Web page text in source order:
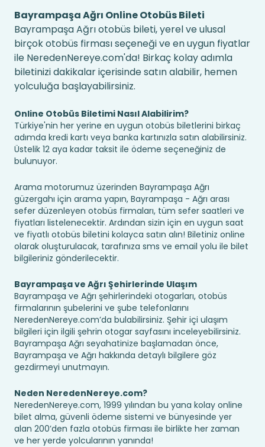
Bayrampaşa Ağrı Online Otobüs Bileti
Bayrampaşa Ağrı otobüs bileti, yerel ve ulusal
birçok otobüs firması seçeneği ve en uygun fiyatlar
ile NeredenNereye.com'da! Birkaç kolay adımla
biletinizi dakikalar içerisinde satın alabilir, hemen
yolculuğa başlayabilirsiniz.
Online Otobüs Biletimi Nasıl Alabilirim?
Türkiye'nin her yerine en uygun otobüs biletlerini birkaç
adımda kredi kartı veya banka kartınızla satın alabilirsiniz.
Üstelik 12 aya kadar taksit ile ödeme seçeneğiniz de
bulunuyor.
Arama motorumuz üzerinden Bayrampaşa Ağrı
güzergahı için arama yapın, Bayrampaşa - Ağrı arası
sefer düzenleyen otobüs firmaları, tüm sefer saatleri ve
fiyatları listelenecektir. Ardından sizin için en uygun saat
ve fiyatlı otobüs biletini kolayca satın alın! Biletiniz online
olarak oluşturulacak, tarafınıza sms ve email yolu ile bilet
bilgileriniz gönderilecektir.
Bayrampaşa ve Ağrı Şehirlerinde Ulaşım
Bayrampaşa ve Ağrı şehirlerindeki otogarları, otobüs
firmalarının şubelerini ve şube telefonlarını
NeredenNereye.com’da bulabilirsiniz. Şehir içi ulaşım
bilgileri için ilgili şehrin otogar sayfasını inceleyebilirsiniz.
Bayrampaşa Ağrı seyahatinize başlamadan önce,
Bayrampaşa ve Ağrı hakkında detaylı bilgilere göz
gezdirmeyi unutmayın.
Neden NeredenNereye.com?
NeredenNereye.com, 1999 yılından bu yana kolay online
bilet alma, güvenli ödeme sistemi ve bünyesinde yer
alan 200’den fazla otobüs firması ile birlikte her zaman
ve her yerde yolcularının yanında!